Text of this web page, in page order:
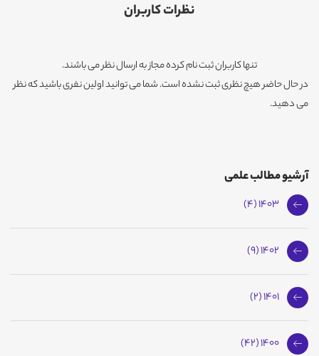
نظرات کاربران
تنها کاربران ثبت نام کرده مجاز به ارسال نظر می باشند.
در حال حاضر هیچ نظری ثبت نشده است. شما می توانید اولین نفری باشید که نظر
می دهید.
آرشیو مطالب علمی
1403 (4)
1402 (9)
1401 (2)
1400 (42)